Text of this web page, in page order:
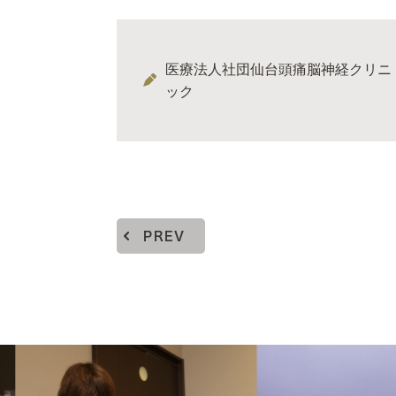
医療法人社団仙台頭痛脳神経クリニ
ック
PREV